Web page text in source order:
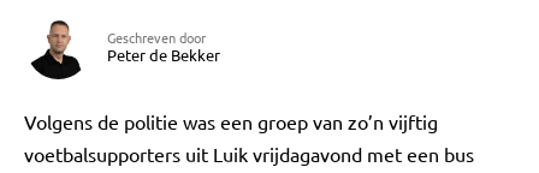
Geschreven door
Peter de Bekker
Volgens de politie was een groep van zo’n vijftig
voetbalsupporters uit Luik vrijdagavond met een bus